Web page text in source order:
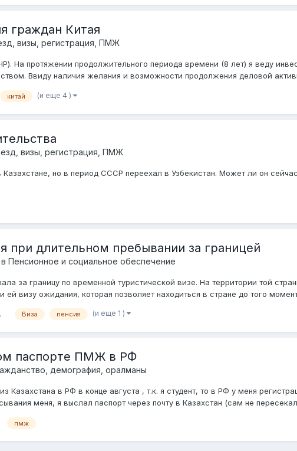
граждан Китая
визы, регистрация, ПМЖ
На протяжении продолжительного периода времени (8 лет) я веду
Ввиду наличия желания и возможности продолжения деловой
китай (и еще 4 )
визы, регистрация, ПМЖ
но в период СССР переехал в Узбекистан. Может ли он
при длительном пребывании за границей
в Пенсионное и социальное обеспечение
за границу по временной туристической визе. На территории той
визу ожидания, которая позволяет находиться в стране до того
Виза пенсия (и еще 1 )
паспорте ПМЖ в РФ
демография, оралманы
Казахстана в РФ в конце августа , т.к. я студент, то в РФ у меня
меня, я выслал паспорт через почту в Казахстан (сам не пересекал
пмж